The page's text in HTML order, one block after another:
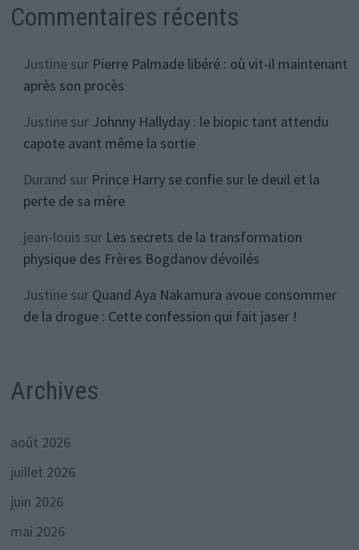
Commentaires récents
Justinesur Pierre Palmade libéré : où vit-il maintenant
après son procès
Justinesur Johnny Hallyday : le biopic tant attendu
capote avant même la sortie
Durand sur Prince Harry se confie sur le deuil et la
perte de sa mère
jean-louis sur Les secrets de la transformation
physique des Frères Bogdanov dévoilés
Justinesur Quand Aya Nakamura avoue consommer
de la drogue : Cette confession qui fait jaser !
Archives
août 2026
juillet 2026
juin 2026
mai 2026